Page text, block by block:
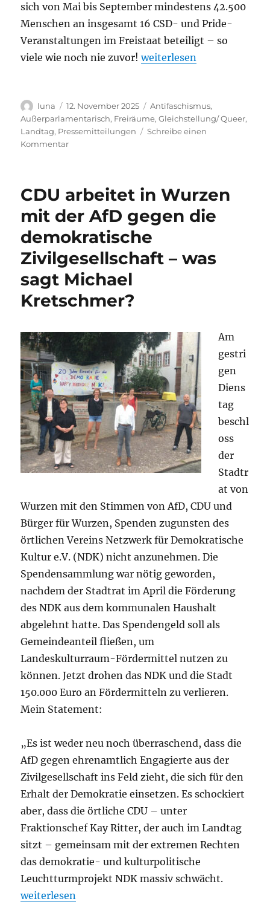
sich von Mai bis September mindestens 42.500
Menschen an insgesamt 16 CSD- und Pride-
Veranstaltungen im Freistaat beteiligt – so
viele wie noch nie zuvor!„Die CSDs blühen weiter
weiterlesen
Autor
luna
Veröffentlicht
am
12. November 2025 Kategorien
Antifaschismus,
Außerparlamentarisch, Freiräume,Gleichstellung/ Queer,
Landtag, Pressemitteilungen
Schreibe einen
Kommentarzu
weiter
doch
die
Bedrohungslage
bleibt
queeres
Leben
schützen
Netzwerke
wie
vereinbart
fördern!
CDU arbeitet in Wurzen
mit der AfD gegen die
demokratische
Zivilgesellschaft – was
sagt Michael
Kretschmer?
Am
gestri
gen
Diens
tag
beschl
oss
der
Stadtr
at von
Wurzen mit den Stimmen von AfD, CDU und
Bürger für Wurzen, Spenden zugunsten des
örtlichen Vereins Netzwerk für Demokratische
Kultur e.V. (NDK) nicht anzunehmen. Die
Spendensammlung war nötig geworden,
nachdem der Stadtrat im April die Förderung
des NDK aus dem kommunalen Haushalt
abgelehnt hatte. Das Spendengeld soll als
Gemeindeanteil fließen, um
Landeskulturraum-Fördermittel nutzen zu
können. Jetzt drohen das NDK und die Stadt
150.000 Euro an Fördermitteln zu verlieren.
Mein Statement:
„Es ist weder neu noch überraschend, dass die
AfD gegen ehrenamtlich Engagierte aus der
Zivilgesellschaft ins Feld zieht, die sich für den
Erhalt der Demokratie einsetzen. Es schockiert
aber, dass die örtliche CDU – unter
Fraktionschef Kay Ritter, der auch im Landtag
sitzt – gemeinsam mit der extremen Rechten
das demokratie- und kulturpolitische
Leuchtturmprojekt NDK massiv schwächt.
„CDU arbeitet in Wurzen mit der AfD gegen die
weiterlesen